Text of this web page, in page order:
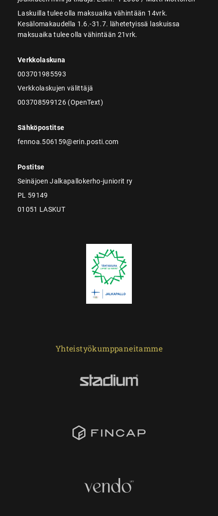
Laskuilla tulee olla maksuaika vähintään 14vrk.
Kesälomakaudella 1.6.-31.7. lähetetyissä laskuissa
maksuaika tulee olla vähintään 21vrk.
Verkkolaskuna
003701985593
Verkkolaskujen välittäjä
003708599126 (OpenText)
Sähköpostitse
fennoa.506159@erin.posti.com
Postitse
Seinäjoen Jalkapallokerho-juniorit ry
PL 59149
01051 LASKUT
Yhteistyökumppaneitamme